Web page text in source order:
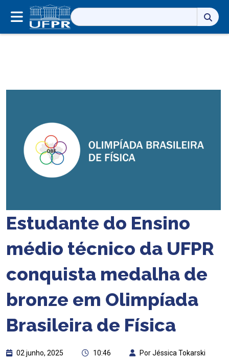
Pesquisar
por:
Estudante do Ensino
médio técnico da UFPR
conquista medalha de
bronze em Olimpíada
Brasileira de Física
02 junho, 2025 10:46
Por Jéssica Tokarski